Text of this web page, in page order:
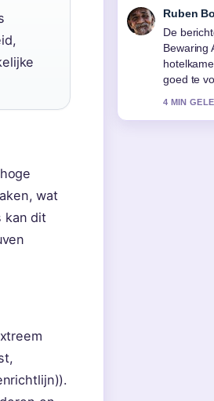
wat
kan dit
Sanne
Goede
migraine?
redacties
6 MIN